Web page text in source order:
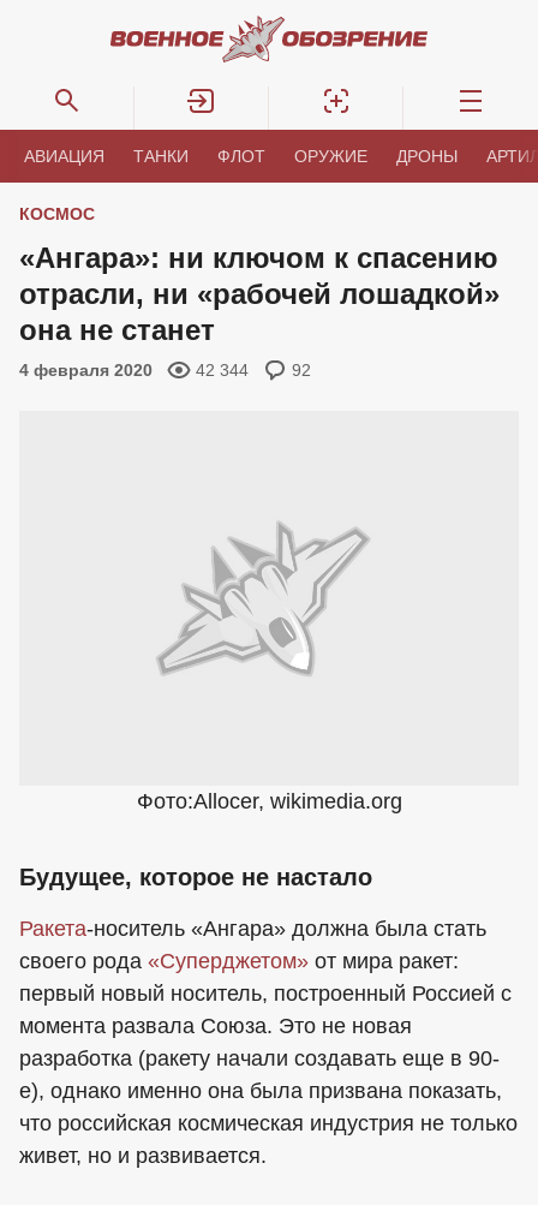
АВИАЦИЯ ТАНКИ ФЛОТ ОРУЖИЕ ДРОНЫ
КОСМОС
«Ангара»: ни ключом к спасению
отрасли, ни «рабочей лошадкой»
она не станет
4 февраля 2020 42 344 92
Фото:Allocer, wikimedia.org
Будущее, которое не настало
Ракета-носитель «Ангара» должна была стать
своего рода «Суперджетом» от мира ракет:
первый новый носитель, построенный Россией с
момента развала Союза. Это не новая
разработка (ракету начали создавать еще в 90-
е), однако именно она была призвана показать,
что российская космическая индустрия не только
живет, но и развивается.